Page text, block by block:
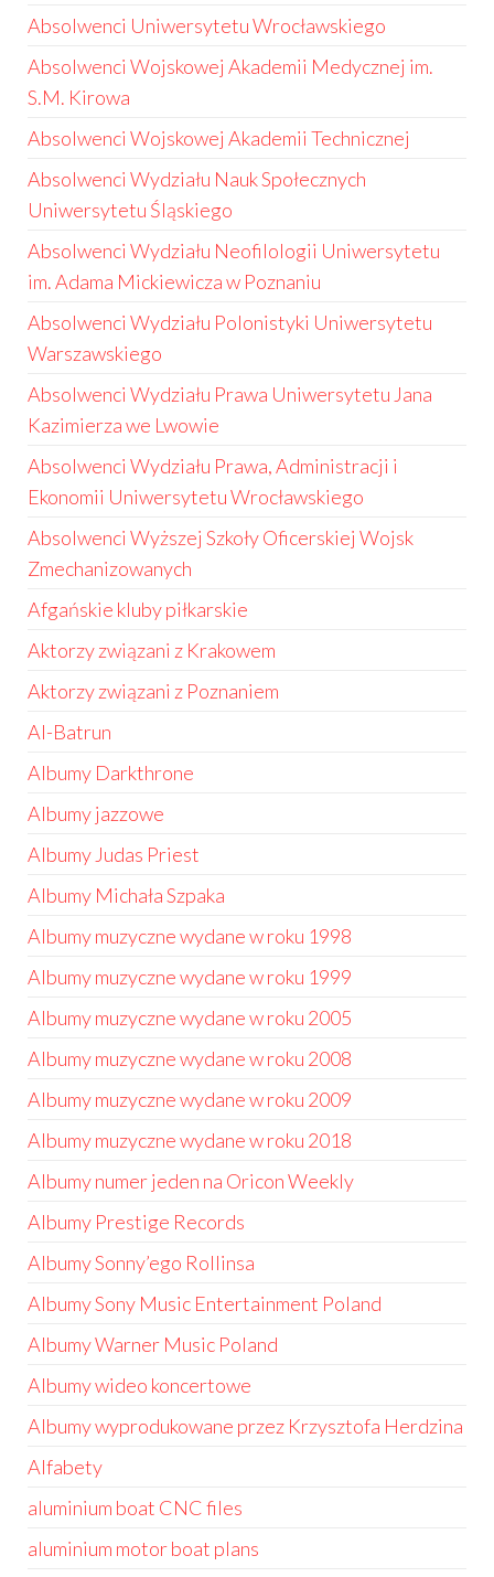
Absolwenci Uniwersytetu Wrocławskiego
Absolwenci Wojskowej Akademii Medycznej im.
S.M. Kirowa
Absolwenci Wojskowej Akademii Technicznej
Absolwenci Wydziału Nauk Społecznych
Uniwersytetu Śląskiego
Absolwenci Wydziału Neofilologii Uniwersytetu
im. Adama Mickiewicza w Poznaniu
Absolwenci Wydziału Polonistyki Uniwersytetu
Warszawskiego
Absolwenci Wydziału Prawa Uniwersytetu Jana
Kazimierza we Lwowie
Absolwenci Wydziału Prawa, Administracji i
Ekonomii Uniwersytetu Wrocławskiego
Absolwenci Wyższej Szkoły Oficerskiej Wojsk
Zmechanizowanych
Afgańskie kluby piłkarskie
Aktorzy związani z Krakowem
Aktorzy związani z Poznaniem
Al-Batrun
Albumy Darkthrone
Albumy jazzowe
Albumy Judas Priest
Albumy Michała Szpaka
Albumy muzyczne wydane w roku 1998
Albumy muzyczne wydane w roku 1999
Albumy muzyczne wydane w roku 2005
Albumy muzyczne wydane w roku 2008
Albumy muzyczne wydane w roku 2009
Albumy muzyczne wydane w roku 2018
Albumy numer jeden na Oricon Weekly
Albumy Prestige Records
Albumy Sonny’ego Rollinsa
Albumy Sony Music Entertainment Poland
Albumy Warner Music Poland
Albumy wideo koncertowe
Albumy wyprodukowane przez Krzysztofa Herdzina
Alfabety
aluminium boat CNC files
aluminium motor boat plans